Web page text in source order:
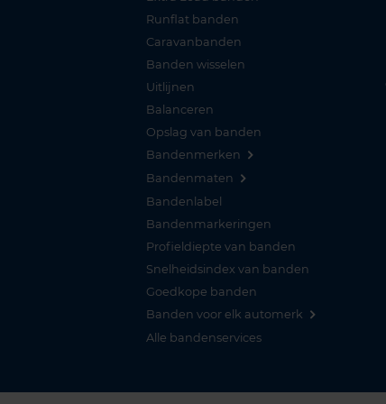
Runflat banden
Caravanbanden
Banden wisselen
Uitlijnen
Balanceren
Opslag van banden
Bandenmerken
Bandenmaten
Bandenlabel
Bandenmarkeringen
Profieldiepte van banden
Snelheidsindex van banden
Goedkope banden
Banden voor elk automerk
Alle bandenservices